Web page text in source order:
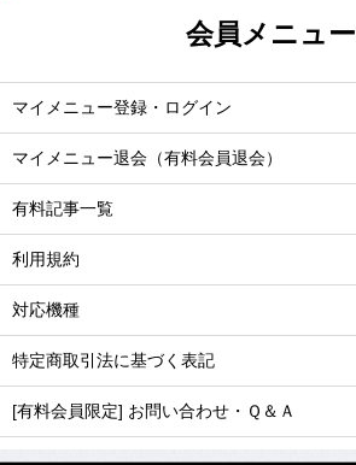
会員メニュー
マイメニュー登録・ログイン
マイメニュー退会（有料会員退会）
有料記事一覧
利用規約
対応機種
特定商取引法に基づく表記
[有料会員限定] お問い合わせ・Ｑ＆Ａ